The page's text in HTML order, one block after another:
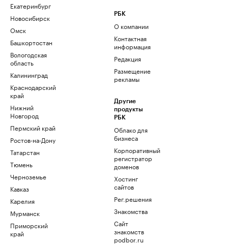
Екатеринбург
Новосибирск
Омск
Башкортостан
Вологодская
область
Калининград
Краснодарский
край
Нижний
Новгород
Пермский край
Ростов-на-Дону
Татарстан
Тюмень
Черноземье
Кавказ
Карелия
Мурманск
Приморский
край
РБК
О компании
Контактная
информация
Редакция
Размещение
рекламы
Другие
продукты
РБК
Облако для
бизнеса
Корпоративный
регистратор
доменов
Хостинг
сайтов
Рег.решения
Знакомства
Сайт
знакомств
podbor.ru